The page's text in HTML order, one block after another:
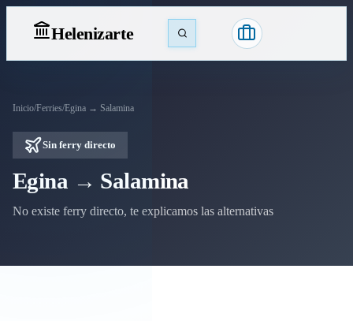
Helenizarte
Inicio/Ferries/Egina → Salamina
Sin ferry directo
Egina → Salamina
No existe ferry directo, te explicamos las alternativas